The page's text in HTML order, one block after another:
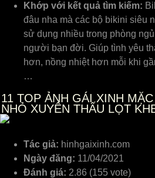
Khớp với kết quả tìm kiếm:
đâu nha mà các bộ bikini siêu
sử dụng nhiều trong phòng
người bạn đời. Giúp tình yêu
hơn, nồng nhiệt hơn mỗi khi
…
11 TOP ẢNH GÁI XINH
NHỎ XUYÊN THẤU LỌT
Tác giả: hinhgaixinh.com
Ngày đăng: 11/04/2021
Đánh giá: 2.86 (155 vote)